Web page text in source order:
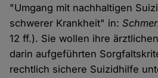
"Umgang mit nachhaltigen
schwerer Krankheit" in:
12 ff.). Sie wollen ihre
darin aufgeführten
rechtlich sichere Suizidhilfe